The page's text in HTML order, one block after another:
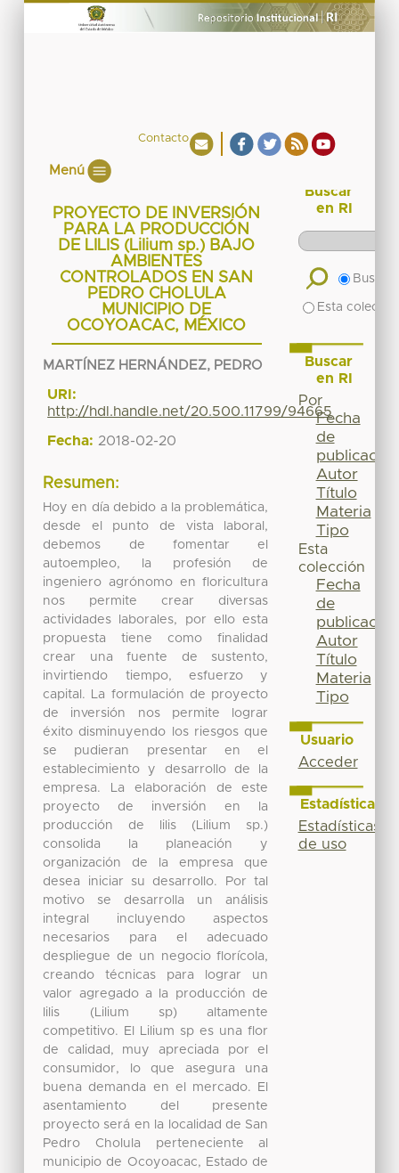
Contacto
Menú
PROYECTO DE INVERSIÓN
PARA LA PRODUCCIÓN
DE LILIS (Lilium sp.) BAJO
AMBIENTES
CONTROLADOS EN SAN
PEDRO CHOLULA
MUNICIPIO DE
OCOYOACAC, MÉXICO
MARTÍNEZ HERNÁNDEZ, PEDRO
URI:
http://hdl.handle.net/20.500.11799/94665
Fecha: 2018-02-20
Resumen:
Hoy en día debido a la problemática,
desde el punto de vista laboral,
debemos de fomentar el
autoempleo, la profesión de
ingeniero agrónomo en floricultura
nos permite crear diversas
actividades laborales, por ello esta
propuesta tiene como finalidad
crear una fuente de sustento,
invirtiendo tiempo, esfuerzo y
capital. La formulación de proyecto
de inversión nos permite lograr
éxito disminuyendo los riesgos que
se pudieran presentar en el
establecimiento y desarrollo de la
empresa. La elaboración de este
proyecto de inversión en la
producción de lilis (Lilium sp.)
consolida la planeación y
organización de la empresa que
desea iniciar su desarrollo. Por tal
motivo se desarrolla un análisis
integral incluyendo aspectos
necesarios para el adecuado
despliegue de un negocio florícola,
creando técnicas para lograr un
valor agregado a la producción de
lilis (Lilium sp) altamente
competitivo. El Lilium sp es una flor
de calidad, muy apreciada por el
consumidor, lo que asegura una
buena demanda en el mercado. El
asentamiento del presente
proyecto será en la localidad de San
Pedro Cholula perteneciente al
municipio de Ocoyoacac, Estado de
Buscar
en RI
Buscar
Esta
Buscar
en RI
Por
Fecha
de
publicación
Autor
Título
Materia
Tipo
Esta
colección
Fecha
de
publicación
Autor
Título
Materia
Tipo
Usuario
Acceder
Estadísticas
Estadísticas
de uso